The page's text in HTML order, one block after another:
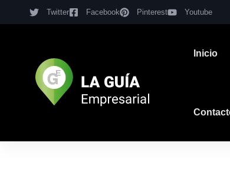
Twitter Facebook Pinterest Youtube
Inicio